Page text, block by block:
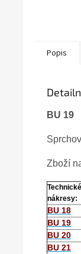
Popis
BU 19
Zboží
Technické
nákresy:
BU 18
BU 19
BU 20
BU 21